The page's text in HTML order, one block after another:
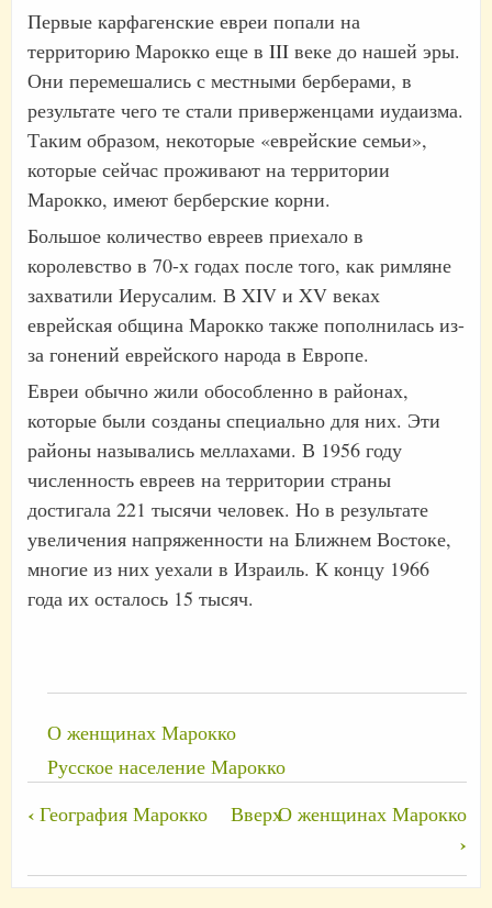
Первые карфагенские евреи попали на
территорию Марокко еще в III веке до нашей эры.
Они перемешались с местными берберами, в
результате чего те стали приверженцами иудаизма.
Таким образом, некоторые «еврейские семьи»,
которые сейчас проживают на территории
Марокко, имеют берберские корни.
Большое количество евреев приехало в
королевство в 70-х годах после того, как римляне
захватили Иерусалим. В XIV и XV веках
еврейская община Марокко также пополнилась из-
за гонений еврейского народа в Европе.
Евреи обычно жили обособленно в районах,
которые были созданы специально для них. Эти
районы назывались меллахами. В 1956 году
численность евреев на территории страны
достигала 221 тысячи человек. Но в результате
увеличения напряженности на Ближнем Востоке,
многие из них уехали в Израиль. К концу 1966
года их осталось 15 тысяч.
О женщинах Марокко
Русское население Марокко
Перекрёстные
книги
‹ География Марокко ВверхО женщинах Марокко
›